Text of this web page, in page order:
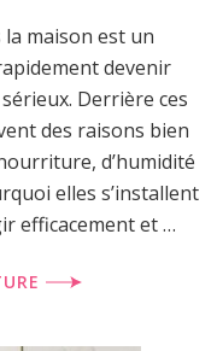
maison est un
devenir
Derrière ces
des raisons bien
d’humidité
elles s’installent
efficacement et …